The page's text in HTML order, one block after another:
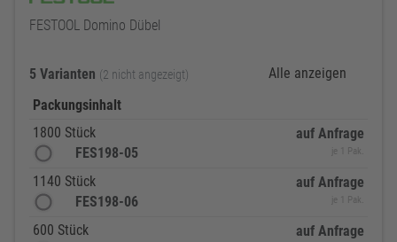
FESTOOL Domino Dübel
5 Varianten (2 nicht angezeigt)
Alle anzeigen
Packungsinhalt
1800 Stück
FES198-05
auf Anfrage
je 1 Pak.
1140 Stück
FES198-06
auf Anfrage
je 1 Pak.
600 Stück
auf Anfrage